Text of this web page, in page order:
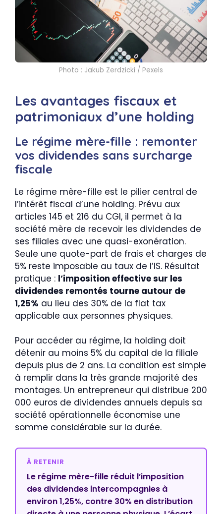
Photo : Jakub Zerdzicki / Pexels
Les avantages fiscaux et
patrimoniaux d’une holding
Le régime mère-fille : remonter
vos dividendes sans surcharge
fiscale
Le régime mère-fille est le pilier central de
l’intérêt fiscal d’une holding. Prévu aux
articles 145 et 216 du CGI, il permet à la
société mère de recevoir les dividendes de
ses filiales avec une quasi-exonération.
Seule une quote-part de frais et charges de
5% reste imposable au taux de l’IS. Résultat
pratique : l’imposition effective sur les
dividendes remontés tourne autour de
1,25% au lieu des 30% de la flat tax
applicable aux personnes physiques.
Pour accéder au régime, la holding doit
détenir au moins 5% du capital de la filiale
depuis plus de 2 ans. La condition est simple
à remplir dans la très grande majorité des
montages. Un entrepreneur qui distribue 200
000 euros de dividendes annuels depuis sa
société opérationnelle économise une
somme considérable sur la durée.
À RETENIR
Le régime mère-fille réduit l’imposition
des dividendes intercompagnies à
environ 1,25%, contre 30% en distribution